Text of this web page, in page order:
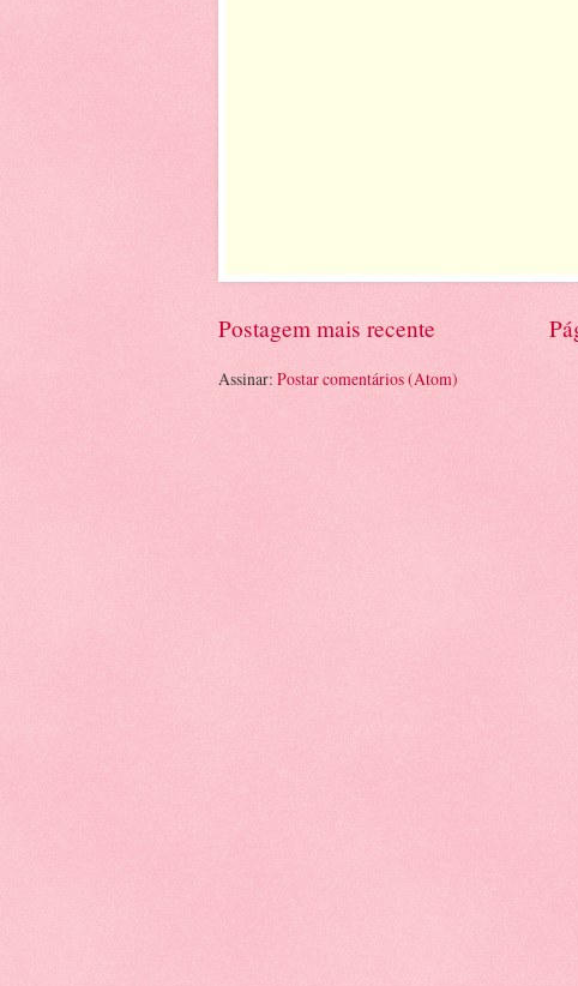
Postagem mais recente
Assinar: Postar comentários (Atom)